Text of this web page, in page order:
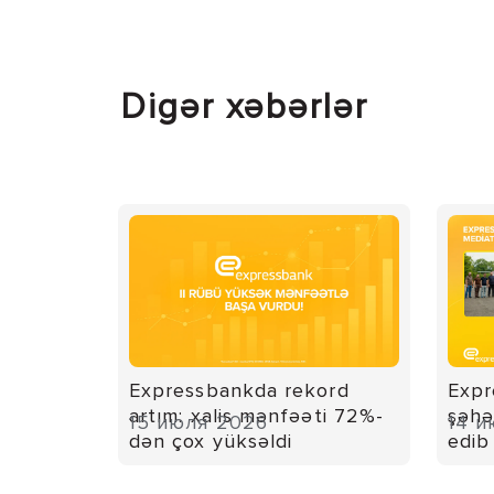
Digər xəbərlər
Expressbankda rekord
artım: xalis mənfəəti 72%-
dən çox yüksəldi
15 июля 2026
edib
14